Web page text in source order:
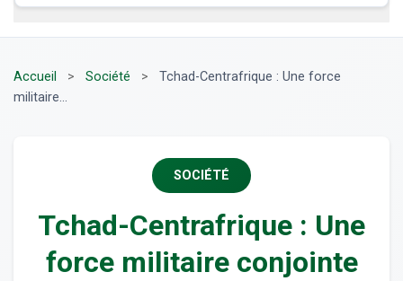
Accueil > Société >
Tchad-Centrafrique : Une force
militaire...
SOCIÉTÉ
Tchad-Centrafrique : Une
force militaire conjointe